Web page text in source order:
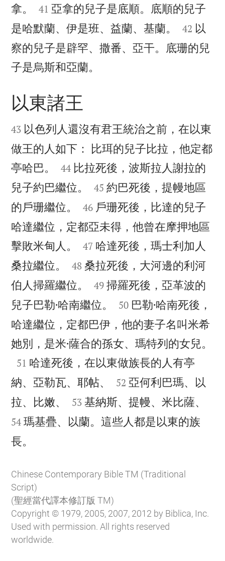
拿。


41 亞拿的兒子是底順。底順的兒子
是哈默蘭、伊是班、益蘭、基蘭。


42 以
察的兒子是辟罕、撒番、亞干。底珊的兒
子是烏斯和亞蘭。

以東諸王

43 以色列人還沒有君王統治之前，在以東
做王的人如下： 比珥的兒子比拉，他定都
亭哈巴。


44 比拉死後，波斯拉人謝拉的
兒子約巴繼位。


45 約巴死後，提幔地區
的戶珊繼位。


46 戶珊死後，比達的兒子
哈達繼位，定都亞未得，他曾在摩押地區
擊敗米甸人。


47 哈達死後，瑪士利加人
桑拉繼位。


48 桑拉死後，大河邊的利河
伯人掃羅繼位。


49 掃羅死後，亞革波的
兒子巴勒·哈南繼位。


50 巴勒·哈南死後，
哈達繼位，定都巴伊，他的妻子名叫米希
她別，是米·薩合的孫女、瑪特列的女兒。

51 哈達死後，在以東做族長的人有亭
納、亞勒瓦、耶帖、


52 亞何利巴瑪、以
拉、比嫩、


53 基納斯、提幔、米比薩、
54 瑪基疊、以蘭。這些人都是以東的族
長。
Chinese Contemporary Bible TM (Traditional
Script)
(聖經當代譯本修訂版 TM)
Copyright © 1979, 2005, 2007, 2012 by Biblica, Inc.
Used with permission. All rights reserved
worldwide.